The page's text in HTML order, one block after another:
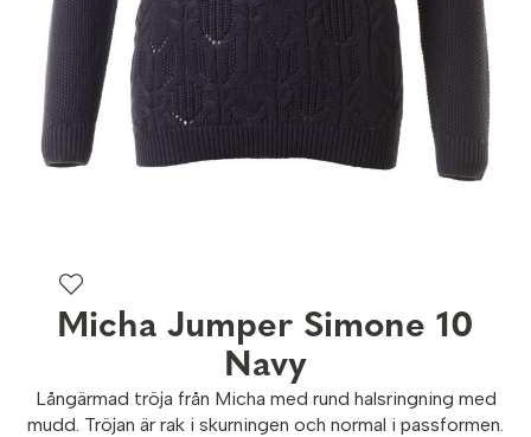
Micha Jumper Simone 10
Navy
Långärmad tröja från Micha med rund halsringning med
mudd. Tröjan är rak i skurningen och normal i passformen.